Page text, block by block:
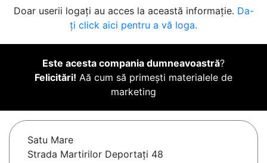
Doar userii logați au acces la această informație. Da-
ți click aici pentru a vă loga.
Este acesta compania dumneavoastră?
Felicitări! Aă cum să primești materialele de
marketing
Satu Mare
Strada Martirilor Deportați 48